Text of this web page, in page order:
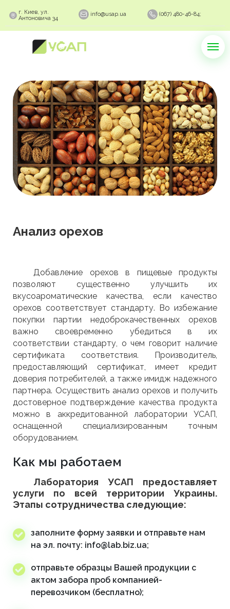
г. Киев, ул.
Антоновича 34
info@usap.ua (067) 480-46-84;
Анализ орехов
Добавление орехов в пищевые продукты
позволяют существенно улучшить их
вкусоароматические качества, если качество
орехов соответствует стандарту. Во избежание
покупки партии недоброкачественных орехов
важно своевременно убедиться в их
соответствии стандарту, о чем говорит наличие
сертификата соответствия. Производитель,
предоставляющий сертификат, имеет кредит
доверия потребителей, а также имидж надежного
партнера. Осуществить анализ орехов и получить
достоверное подтверждение качества продукта
можно в аккредитованной лаборатории УСАП,
оснащенной специализированным точным
оборудованием.
Как мы работаем
Лаборатория УСАП предоставляет
услуги по всей территории Украины.
Этапы сотрудничества следующие:
заполните форму заявки и отправьте нам
на эл. почту: info@lab.biz.ua;
отправьте образцы Вашей продукции с
актом забора проб компанией-
перевозчиком (бесплатно);